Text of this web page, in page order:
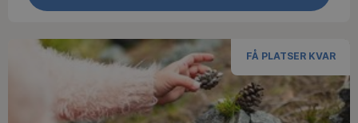
FÅ PLATSER KVAR